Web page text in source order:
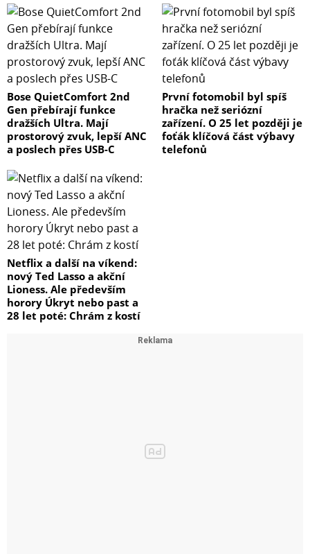
Bose QuietComfort 2nd
Gen přebírají funkce
dražších Ultra. Mají
prostorový zvuk, lepší ANC
a poslech přes USB-C
První fotomobil byl spíš
hračka než seriózní
zařízení. O 25 let později je
foťák klíčová část výbavy
telefonů
Netflix a další na víkend:
nový Ted Lasso a akční
Lioness. Ale především
horory Úkryt nebo past a
28 let poté: Chrám z kostí